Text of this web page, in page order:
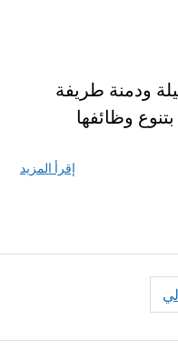
ودمنة طريفة
وظائفها
إقرأ المزيد